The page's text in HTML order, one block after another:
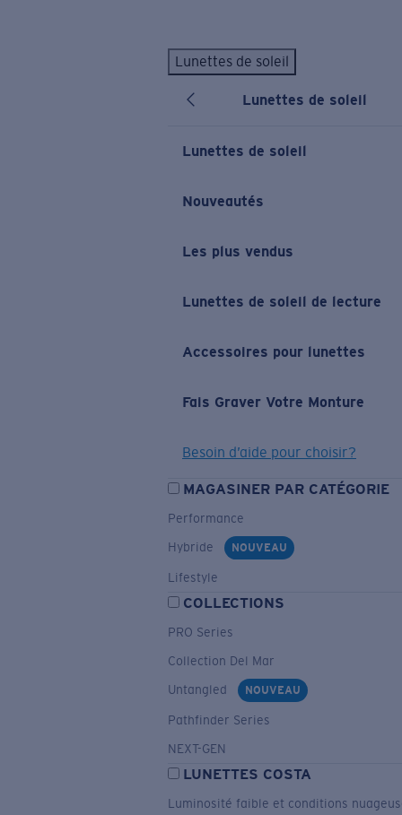
Lunettes de soleil
Lunettes de soleil
Lunettes de soleil
Nouveautés
Les plus vendus
Lunettes de soleil de lecture
Accessoires pour lunettes
Fais Graver Votre Monture
Besoin d’aide pour choisir?
MAGASINER PAR CATÉGORIE
Performance
Hybride
NOUVEAU
Lifestyle
COLLECTIONS
PRO Series
Collection Del Mar
Untangled
NOUVEAU
Pathfinder Series
NEXT-GEN
LUNETTES COSTA
Luminosité faible et conditions
LES PLUS RECHERCHÉS
Lunettes de soleil personnalisées Nouveau